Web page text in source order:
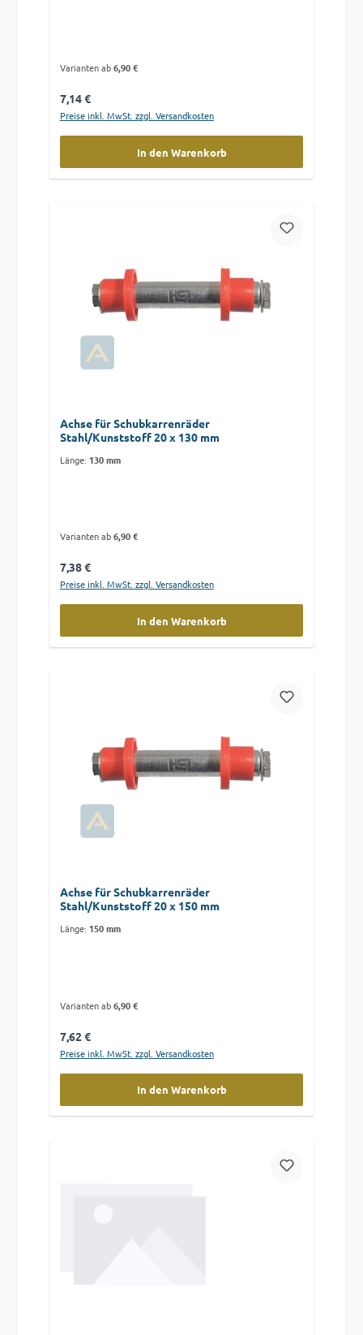
Varianten ab6,90 €
Regulärer Preis:
7,14 €
Preise inkl. MwSt. zzgl. Versandkosten
In den Warenkorb
Achse für Schubkarrenräder
Stahl/Kunststoff 20 x 130 mm
Länge: 130 mm
Varianten ab6,90 €
Regulärer Preis:
7,38 €
Preise inkl. MwSt. zzgl. Versandkosten
In den Warenkorb
Achse für Schubkarrenräder
Stahl/Kunststoff 20 x 150 mm
Länge: 150 mm
Varianten ab6,90 €
Regulärer Preis:
7,62 €
Preise inkl. MwSt. zzgl. Versandkosten
In den Warenkorb